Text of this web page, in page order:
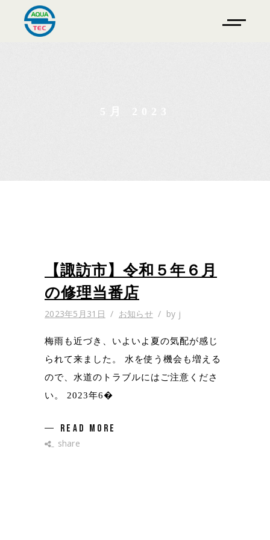
5月 2023
【諏訪市】令和５年６月
の修理当番店
2023年5月31日 お知らせ by j
梅雨も近づき、いよいよ夏の気配が感じ
られて来ました。 水を使う機会も増える
ので、水道のトラブルにはご注意くださ
い。 2023年6�
READ MORE
share